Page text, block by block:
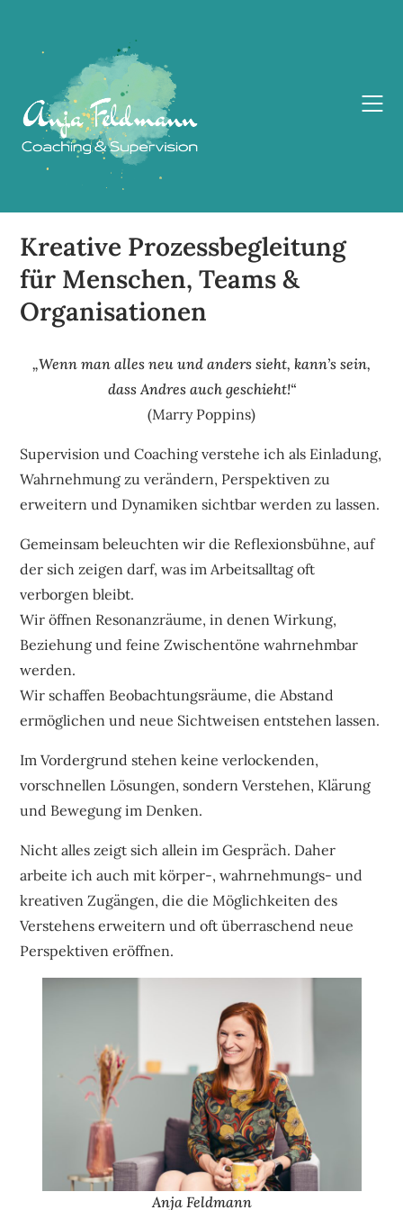
Kreative Prozessbegleitung
für Menschen, Teams &
Organisationen
„Wenn man alles neu und anders sieht, kann’s sein,
dass Andres auch geschieht!“
(Marry Poppins)
Supervision und Coaching verstehe ich als Einladung,
Wahrnehmung zu verändern, Perspektiven zu
erweitern und Dynamiken sichtbar werden zu lassen.
Gemeinsam beleuchten wir die Reflexionsbühne, auf
der sich zeigen darf, was im Arbeitsalltag oft
verborgen bleibt.
Wir öffnen Resonanzräume, in denen Wirkung,
Beziehung und feine Zwischentöne wahrnehmbar
werden.
Wir schaffen Beobachtungsräume, die Abstand
ermöglichen und neue Sichtweisen entstehen lassen.
Im Vordergrund stehen keine verlockenden,
vorschnellen Lösungen, sondern Verstehen, Klärung
und Bewegung im Denken.
Nicht alles zeigt sich allein im Gespräch. Daher
arbeite ich auch mit körper-, wahrnehmungs- und
kreativen Zugängen, die die Möglichkeiten des
Verstehens erweitern und oft überraschend neue
Perspektiven eröffnen.
Anja Feldmann